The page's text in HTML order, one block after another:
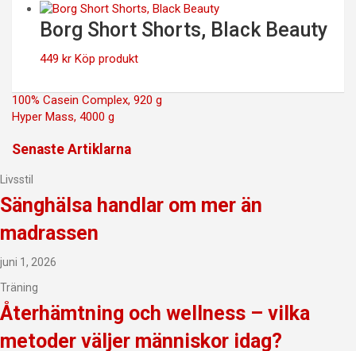
Borg Short Shorts, Black Beauty
449 kr Köp produkt
Inläggsnavigering
100% Casein Complex, 920 g
Hyper Mass, 4000 g
Senaste Artiklarna
Livsstil
Sänghälsa handlar om mer än
madrassen
juni 1, 2026
Träning
Återhämtning och wellness – vilka
metoder väljer människor idag?